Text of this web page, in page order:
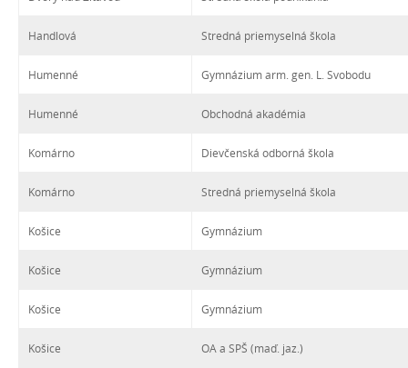
Handlová Stredná priemyselná škola
Humenné Gymnázium arm. gen. L. Svobodu
Humenné Obchodná akadémia
Komárno Dievčenská odborná škola
Komárno Stredná priemyselná škola
Košice Gymnázium
Košice Gymnázium
Košice Gymnázium
Košice OA a SPŠ (maď. jaz.)